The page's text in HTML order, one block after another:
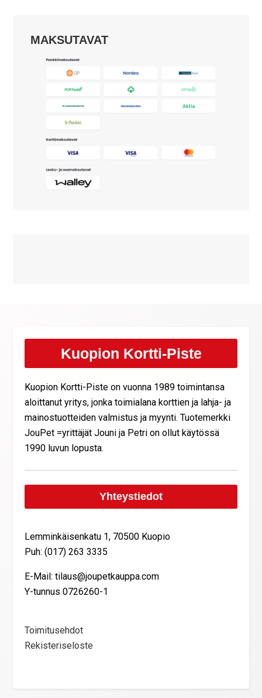
MAKSUTAVAT
Kuopion Kortti-Piste
Kuopion Kortti-Piste on vuonna 1989 toimintansa
aloittanut yritys, jonka toimialana korttien ja lahja- ja
mainostuotteiden valmistus ja myynti. Tuotemerkki
JouPet =yrittäjät Jouni ja Petri on ollut käytössä
1990 luvun lopusta.
Yhteystiedot
Lemminkäisenkatu 1, 70500 Kuopio
Puh: (017) 263 3335
E-Mail: tilaus@joupetkauppa.com
Y-tunnus 0726260-1
Toimitusehdot
Rekisteriseloste